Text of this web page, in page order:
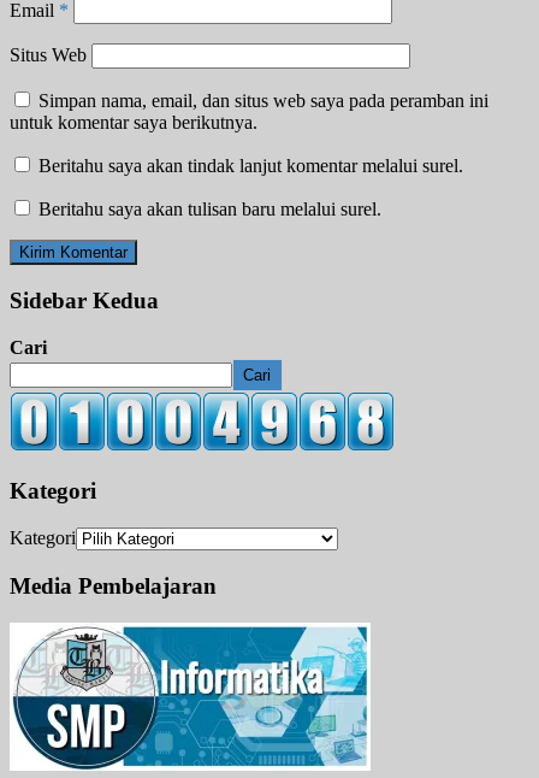
Email *
Situs Web
Simpan nama, email, dan situs web saya pada peramban ini
untuk komentar saya berikutnya.
Beritahu saya akan tindak lanjut komentar melalui surel.
Beritahu saya akan tulisan baru melalui surel.
Sidebar Kedua
Cari
Cari
Kategori
Kategori
Media Pembelajaran